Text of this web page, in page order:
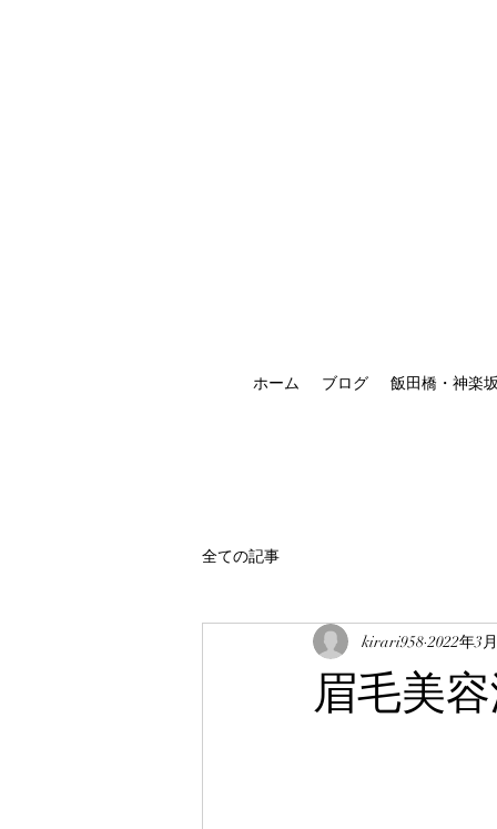
ホーム ブログ 飯田橋・神楽
全ての記事
眉毛美
kirari958 2022年3